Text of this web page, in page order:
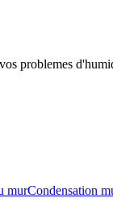
problemes d'
murCondensation